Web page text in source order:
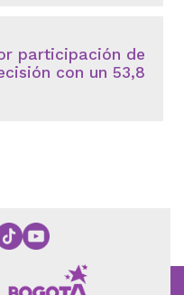
participación de
con un 53,8